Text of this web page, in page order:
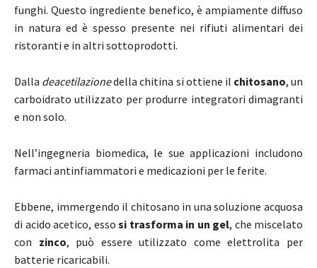
funghi. Questo ingrediente benefico, è ampiamente diffuso
in natura ed è spesso presente nei rifiuti alimentari dei
ristoranti e in altri sottoprodotti.
Dalla deacetilazionedella chitina si ottiene il chitosano, un
carboidrato utilizzato per produrre integratori dimagranti
e non solo.
Nell’ingegneria biomedica, le sue applicazioni includono
farmaci antinfiammatori e medicazioni per le ferite.
Ebbene, immergendo il chitosano in una soluzione acquosa
di acido acetico, esso si trasforma in un gel, che miscelato
con zinco, può essere utilizzato come elettrolita per
batterie ricaricabili.